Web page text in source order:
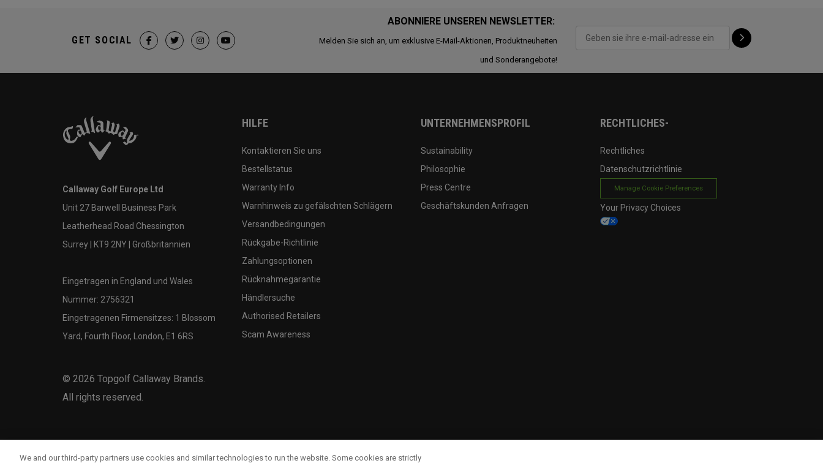
ABONNIERE UNSEREN NEWSLETTER:
Melden Sie sich an, um exklusive E-Mail-Aktionen, Produktneuheiten
und Sonderangebote!
GET SOCIAL
Callaway Golf Europe Ltd
Unit 27 Barwell Business Park
Leatherhead Road Chessington
Surrey | KT9 2NY | Großbritannien
Eingetragen in England und Wales
Nummer: 2756321
Eingetragenen Firmensitzes: 1 Blossom
Yard, Fourth Floor, London, E1 6RS
© 2026 Topgolf Callaway Brands.
All rights reserved.
HILFE
Kontaktieren Sie uns
Bestellstatus
Warranty Info
Warnhinweis zu gefälschten Schlägern
Versandbedingungen
Rückgabe-Richtlinie
Zahlungsoptionen
Rücknahmegarantie
Händlersuche
Authorised Retailers
Scam Awareness
UNTERNEHMENSPROFIL
Sustainability
Philosophie
Press Centre
Geschäftskunden Anfragen
RECHTLICHES-
Rechtliches
Datenschutzrichtlinie
Manage Cookie Preferences
Your Privacy Choices
We and our third-party partners use cookies and similar technologies to run the website. Some cookies are strictly